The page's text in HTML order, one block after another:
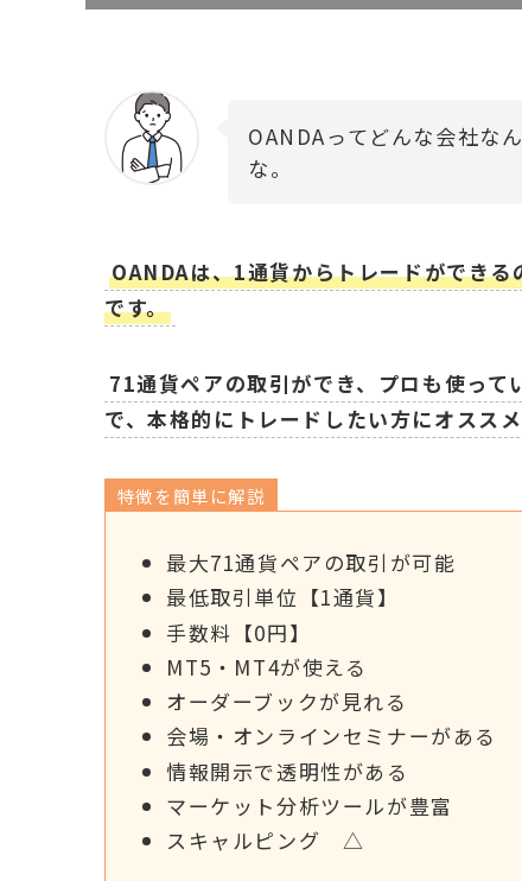
OANDAってどんな会社な
な。
OANDAは、1通貨からトレードができ
です。
71通貨ペアの取引ができ、プロも使っ
で、本格的にトレードしたい方にオススメ
特徴を簡単に解説
最大71通貨ペアの取引が可能
最低取引単位【1通貨】
手数料【0円】
MT5・MT4が使える
オーダーブックが見れる
会場・オンラインセミナーがある
情報開示で透明性がある
マーケット分析ツールが豊富
スキャルピング △